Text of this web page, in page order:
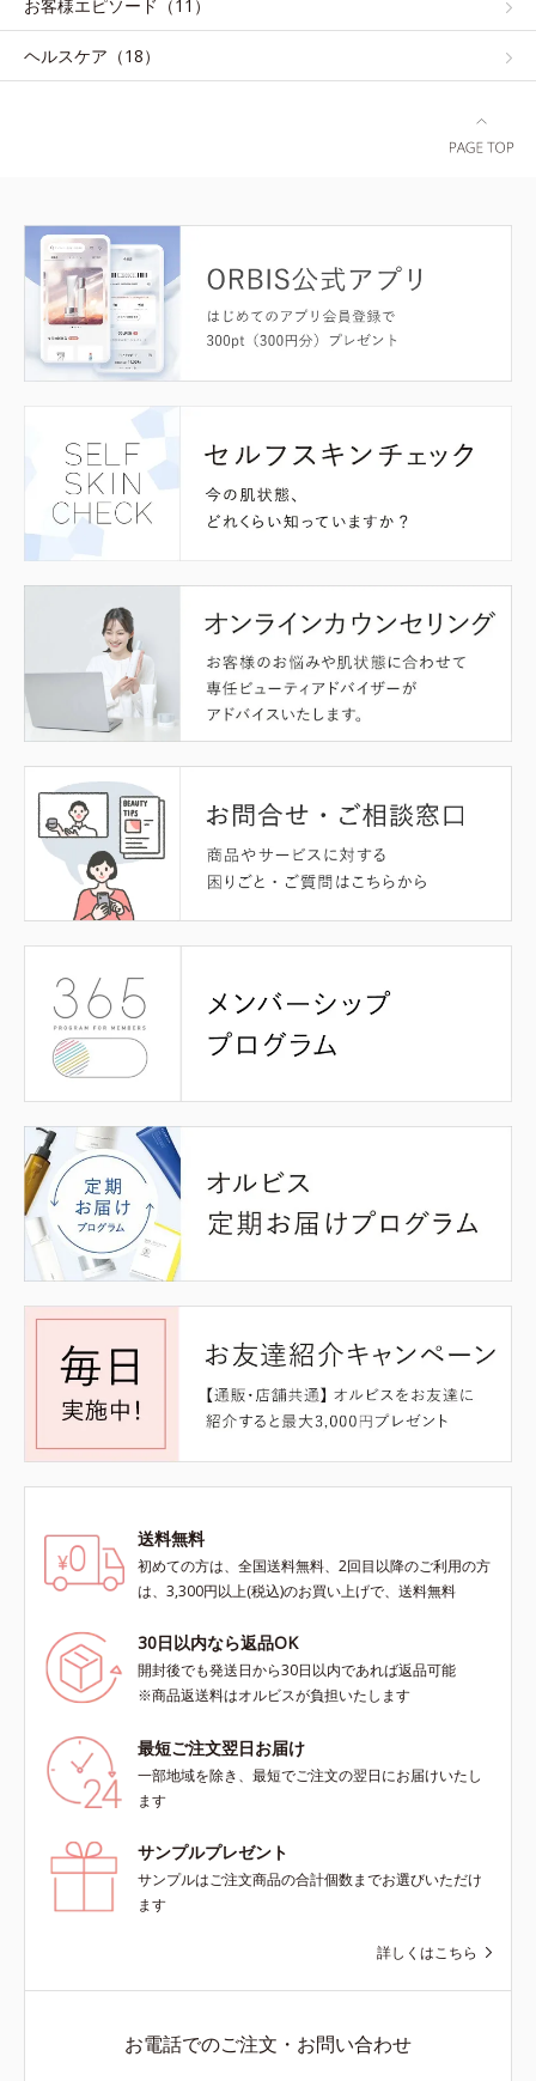
お客様エピソード（11）
ヘルスケア（18）
送料無料
初めての方は、全国送料無料、2回目以降のご利用の方
は、3,300円以上(税込)のお買い上げで、送料無料
30日以内なら返品OK
開封後でも発送日から30日以内であれば返品可能
※商品返送料はオルビスが負担いたします
最短ご注文翌日お届け
一部地域を除き、最短でご注文の翌日にお届けいたし
ます
サンプルプレゼント
サンプルはご注文商品の合計個数までお選びいただけ
ます
詳しくはこちら
お電話でのご注文・お問い合わせ